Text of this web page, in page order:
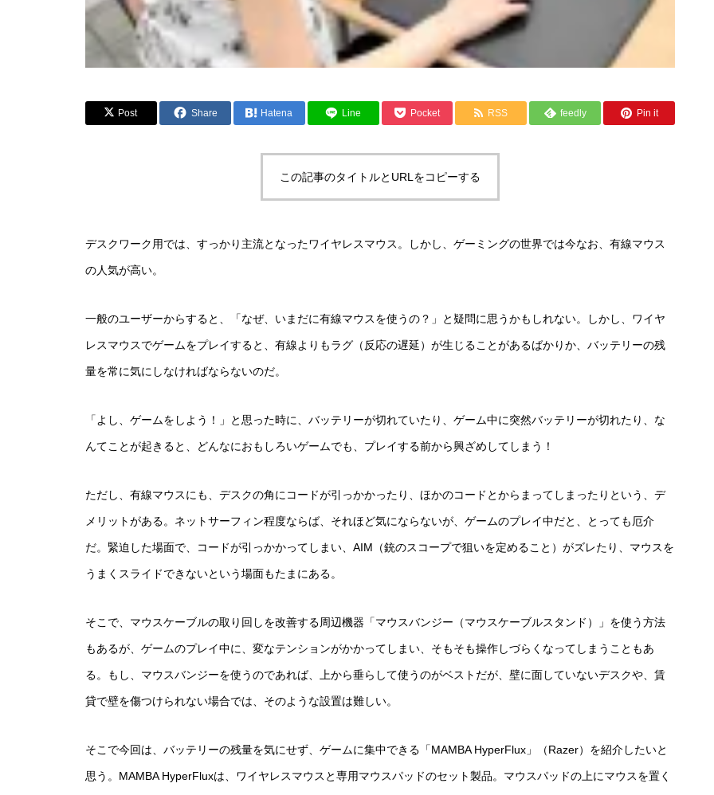
Post Share Hatena Line Pocket RSS feedly Pin it
この記事のタイトルとURLをコピーする
デスクワーク用では、すっかり主流となったワイヤレスマウス。しかし、ゲーミングの世界では今なお、有線マウス
の人気が高い。
一般のユーザーからすると、「なぜ、いまだに有線マウスを使うの？」と疑問に思うかもしれない。しかし、ワイヤ
レスマウスでゲームをプレイすると、有線よりもラグ（反応の遅延）が生じることがあるばかりか、バッテリーの残
量を常に気にしなければならないのだ。
「よし、ゲームをしよう！」と思った時に、バッテリーが切れていたり、ゲーム中に突然バッテリーが切れたり、な
んてことが起きると、どんなにおもしろいゲームでも、プレイする前から興ざめしてしまう！
ただし、有線マウスにも、デスクの角にコードが引っかかったり、ほかのコードとからまってしまったりという、デ
メリットがある。ネットサーフィン程度ならば、それほど気にならないが、ゲームのプレイ中だと、とっても厄介
だ。緊迫した場面で、コードが引っかかってしまい、AIM（銃のスコープで狙いを定めること）がズレたり、マウスを
うまくスライドできないという場面もたまにある。
そこで、マウスケーブルの取り回しを改善する周辺機器「マウスバンジー（マウスケーブルスタンド）」を使う方法
もあるが、ゲームのプレイ中に、変なテンションがかかってしまい、そもそも操作しづらくなってしまうこともあ
る。もし、マウスバンジーを使うのであれば、上から垂らして使うのがベストだが、壁に面していないデスクや、賃
貸で壁を傷つけられない場合では、そのような設置は難しい。
そこで今回は、バッテリーの残量を気にせず、ゲームに集中できる「MAMBA HyperFlux」（Razer）を紹介したいと
思う。MAMBA HyperFluxは、ワイヤレスマウスと専用マウスパッドのセット製品。マウスパッドの上にマウスを置く